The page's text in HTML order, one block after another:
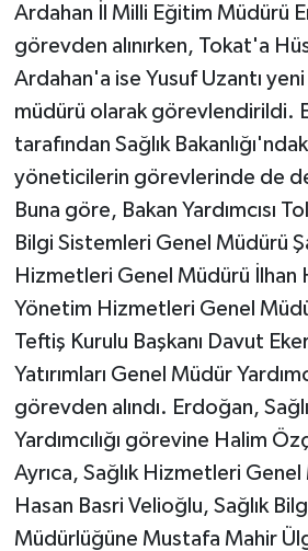
Ardahan İl Milli Eğitim Müdürü
görevden alınırken, Tokat'a
Ardahan'a ise Yusuf Uzantı
müdürü olarak görevlendirildi.
tarafından Sağlık
yöneticilerin görevlerinde de
Buna göre, Bakan Yardımcısı
Bilgi Sistemleri Genel Müdürü
Hizmetleri Genel Müdürü İlhan
Yönetim Hizmetleri Genel
Teftiş Kurulu Başkanı Davut
Yatırımları Genel Müdür
görevden alındı. Erdoğan,
Yardımcılığı görevine Halim
Ayrıca, Sağlık Hizmetleri
Hasan Basri Velioğlu, Sağlık
Müdürlüğüne Mustafa Mahir